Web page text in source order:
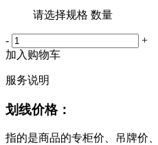
请选择规格 数量
-
+
加入购物车
服务说明
划线价格：
指的是商品的专柜价、吊牌价